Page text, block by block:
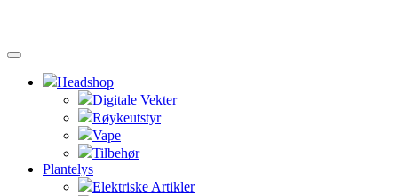
Headshop
Digitale Vekter
Røykeutstyr
Vape
Tilbehør
Plantelys
Elektriske Artikler